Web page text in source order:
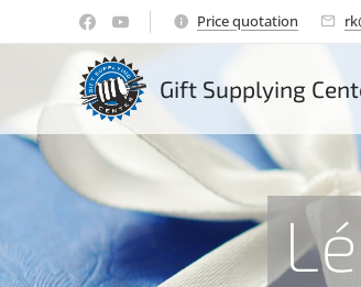
Price quotation
Gift Supplying